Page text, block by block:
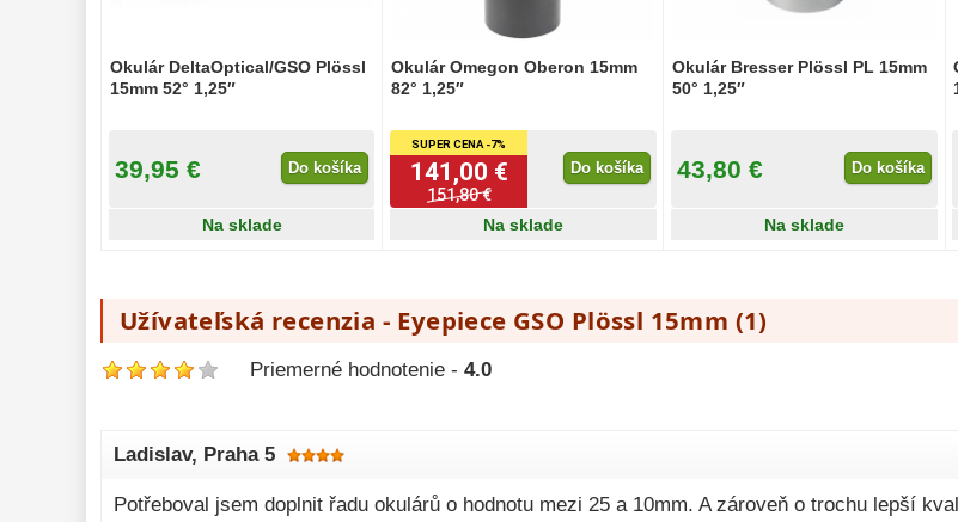
Okulár DeltaOptical/GSO Plössl
15mm 52° 1,25″
39,95 € Do košíka
Na sklade
Okulár Omegon Oberon 15mm
82° 1,25″
SUPER CENA -7%
141,00 €
151,80 €
Do košíka
Na sklade
Okulár Bresser Plössl PL 15mm
50° 1,25″
43,80 € Do košíka
Na sklade
Užívateľská recenzia - Eyepiece GSO Plössl 15mm (1)
Priemerné hodnotenie - 4.0
Ladislav, Praha 5
Potřeboval jsem doplnit řadu okulárů o hodnotu mezi 25 a 10mm. A zároveň o trochu lepší